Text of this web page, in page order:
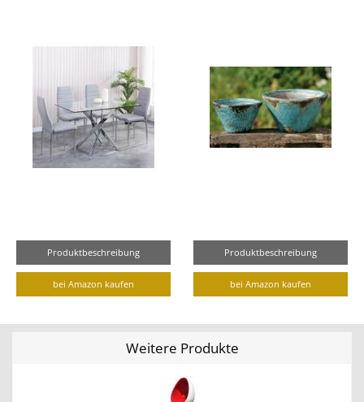
Produktbeschreibung
bei Amazon kaufen
Produktbeschreibung
bei Amazon kaufen
Weitere Produkte